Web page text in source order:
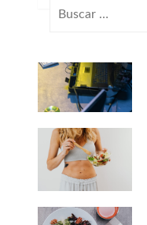
Buscar: